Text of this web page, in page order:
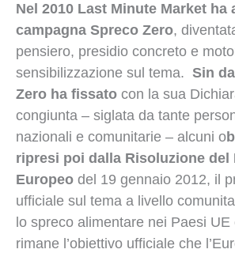
Nel 2010 Last Minute Market ha
campagna Spreco Zero,
pensiero, presidio concreto e
sensibilizzazione sul tema. Sin
Zero ha fissato con la sua
congiunta – siglata da tante
nazionali e comunitarie – alcuni o
ripresi poi dalla Risoluzione del
Europeo del 19 gennaio 2012, il
ufficiale sul tema a livello
lo spreco alimentare nei Paesi
rimane l’obiettivo ufficiale che